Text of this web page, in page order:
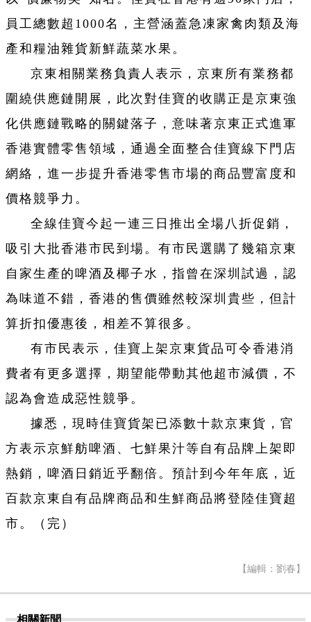
員工總數超1000名，主營涵蓋急凍家禽肉類及海
產和糧油雜貨新鮮蔬菜水果。
京東相關業務負責人表示，京東所有業務都
圍繞供應鏈開展，此次對佳寶的收購正是京東強
化供應鏈戰略的關鍵落子，意味著京東正式進軍
香港實體零售領域，通過全面整合佳寶線下門店
網絡，進一步提升香港零售市場的商品豐富度和
價格競爭力。
全線佳寶今起一連三日推出全場八折促銷，
吸引大批香港市民到場。有市民選購了幾箱京東
自家生產的啤酒及椰子水，指曾在深圳試過，認
為味道不錯，香港的售價雖然較深圳貴些，但計
算折扣優惠後，相差不算很多。
有市民表示，佳寶上架京東貨品可令香港消
費者有更多選擇，期望能帶動其他超市減價，不
認為會造成惡性競爭。
據悉，現時佳寶貨架已添數十款京東貨，官
方表示京鮮舫啤酒、七鮮果汁等自有品牌上架即
熱銷，啤酒日銷近乎翻倍。預計到今年年底，近
百款京東自有品牌商品和生鮮商品將登陸佳寶超
市。（完）
【編輯：劉春】